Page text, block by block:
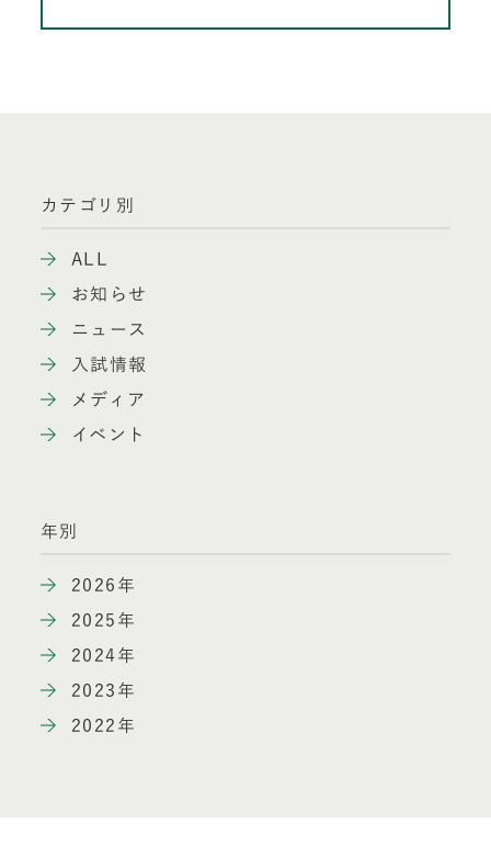
カテゴリ別
ALL
お知らせ
ニュース
入試情報
メディア
イベント
年別
2026年
2025年
2024年
2023年
2022年